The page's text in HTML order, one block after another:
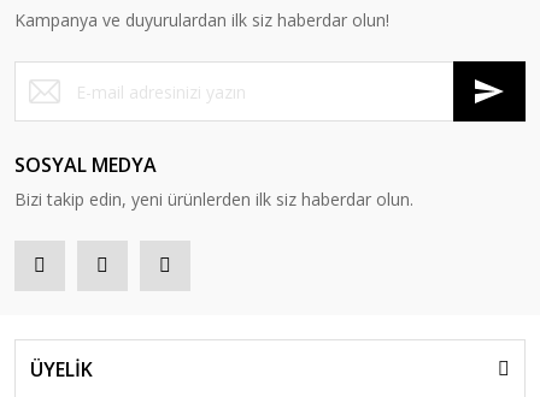
Kampanya ve duyurulardan ilk siz haberdar olun!
SOSYAL MEDYA
Bizi takip edin, yeni ürünlerden ilk siz haberdar olun.
ÜYELİK